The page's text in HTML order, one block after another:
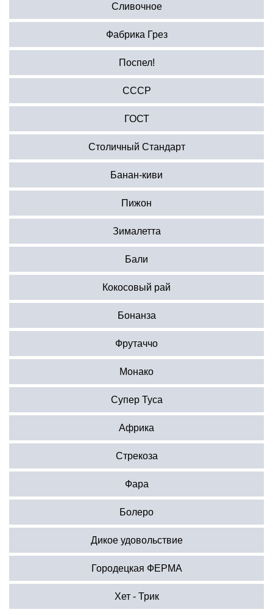
Сливочное
Фабрика Грез
Поспел!
СССР
ГОСТ
Столичный Стандарт
Банан-киви
Пижон
Зималетта
Бали
Кокосовый рай
Бонанза
Фрутаччо
Монако
Супер Туса
Африка
Стрекоза
Фара
Болеро
Дикое удовольствие
Городецкая ФЕРМА
Хет - Трик